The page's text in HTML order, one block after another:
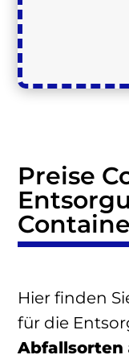
Preise
Hier finden
für die
Abfallsorten